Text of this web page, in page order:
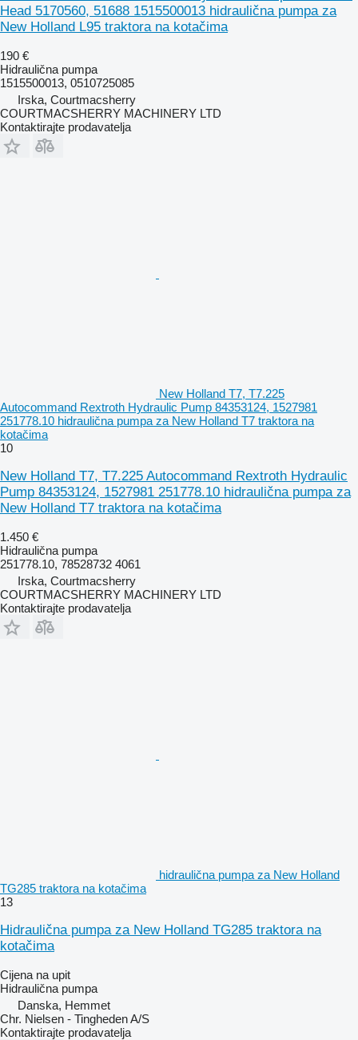
Head 5170560, 51688 1515500013 hidraulična pumpa za
New Holland L95 traktora na kotačima
190 €
Hidraulična pumpa
1515500013, 0510725085
Irska, Courtmacsherry
COURTMACSHERRY MACHINERY LTD
Kontaktirajte prodavatelja
New Holland T7, T7.225
Autocommand Rextroth Hydraulic Pump 84353124, 1527981
251778.10 hidraulična pumpa za New Holland T7 traktora na
kotačima
10
New Holland T7, T7.225 Autocommand Rextroth Hydraulic
Pump 84353124, 1527981 251778.10 hidraulična pumpa za
New Holland T7 traktora na kotačima
1.450 €
Hidraulična pumpa
251778.10, 78528732 4061
Irska, Courtmacsherry
COURTMACSHERRY MACHINERY LTD
Kontaktirajte prodavatelja
hidraulična pumpa za New Holland
TG285 traktora na kotačima
13
Hidraulična pumpa za New Holland TG285 traktora na
kotačima
Cijena na upit
Hidraulična pumpa
Danska, Hemmet
Chr. Nielsen - Tingheden A/S
Kontaktirajte prodavatelja